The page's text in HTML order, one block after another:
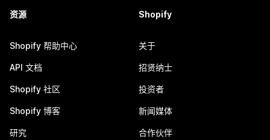
资源
Shopify 帮助中心
API 文档
Shopify 社区
Shopify 博客
研究
Shopify
关于
招贤纳士
投资者
新闻媒体
合作伙伴